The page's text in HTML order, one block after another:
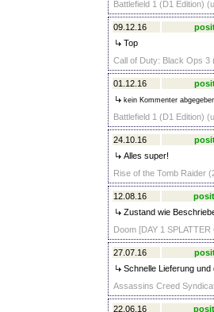
Battlefield 1 (D1 Edition)
09.12.16
Top
Call of Duty: Black Ops 3
01.12.16
kein Kommenter
Battlefield 1 (D1 Edition)
24.10.16
Alles super!
Rise of the Tomb Raider
12.08.16
Zustand wie
Doom [DAY 1
27.07.16
Schnelle Lieferung
Assassins Creed
22.06.16